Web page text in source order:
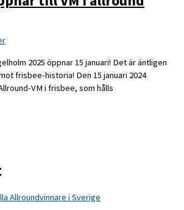
2025 öppnar 15 januari! Det är äntligen
frisbee-historia! Den 15 januari 2024
VM i frisbee, som hålls
Allroundvinnare i Sverige